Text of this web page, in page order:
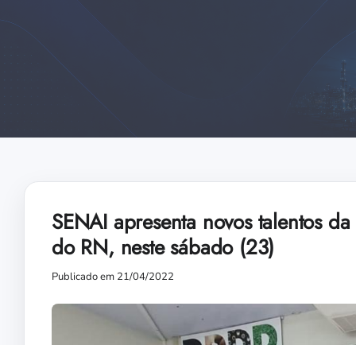
SENAI apresenta novos talentos
do RN, neste sábado (23)
Publicado em 21/04/2022